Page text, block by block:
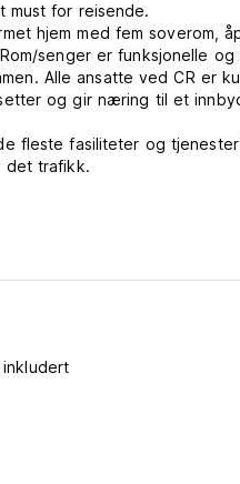
must for reisende.
hjem med fem soverom,
senger er funksjonelle
Alle ansatte ved CR er
og gir næring til et
fleste fasiliteter og
trafikk.
å bo, det er en jamaicansk